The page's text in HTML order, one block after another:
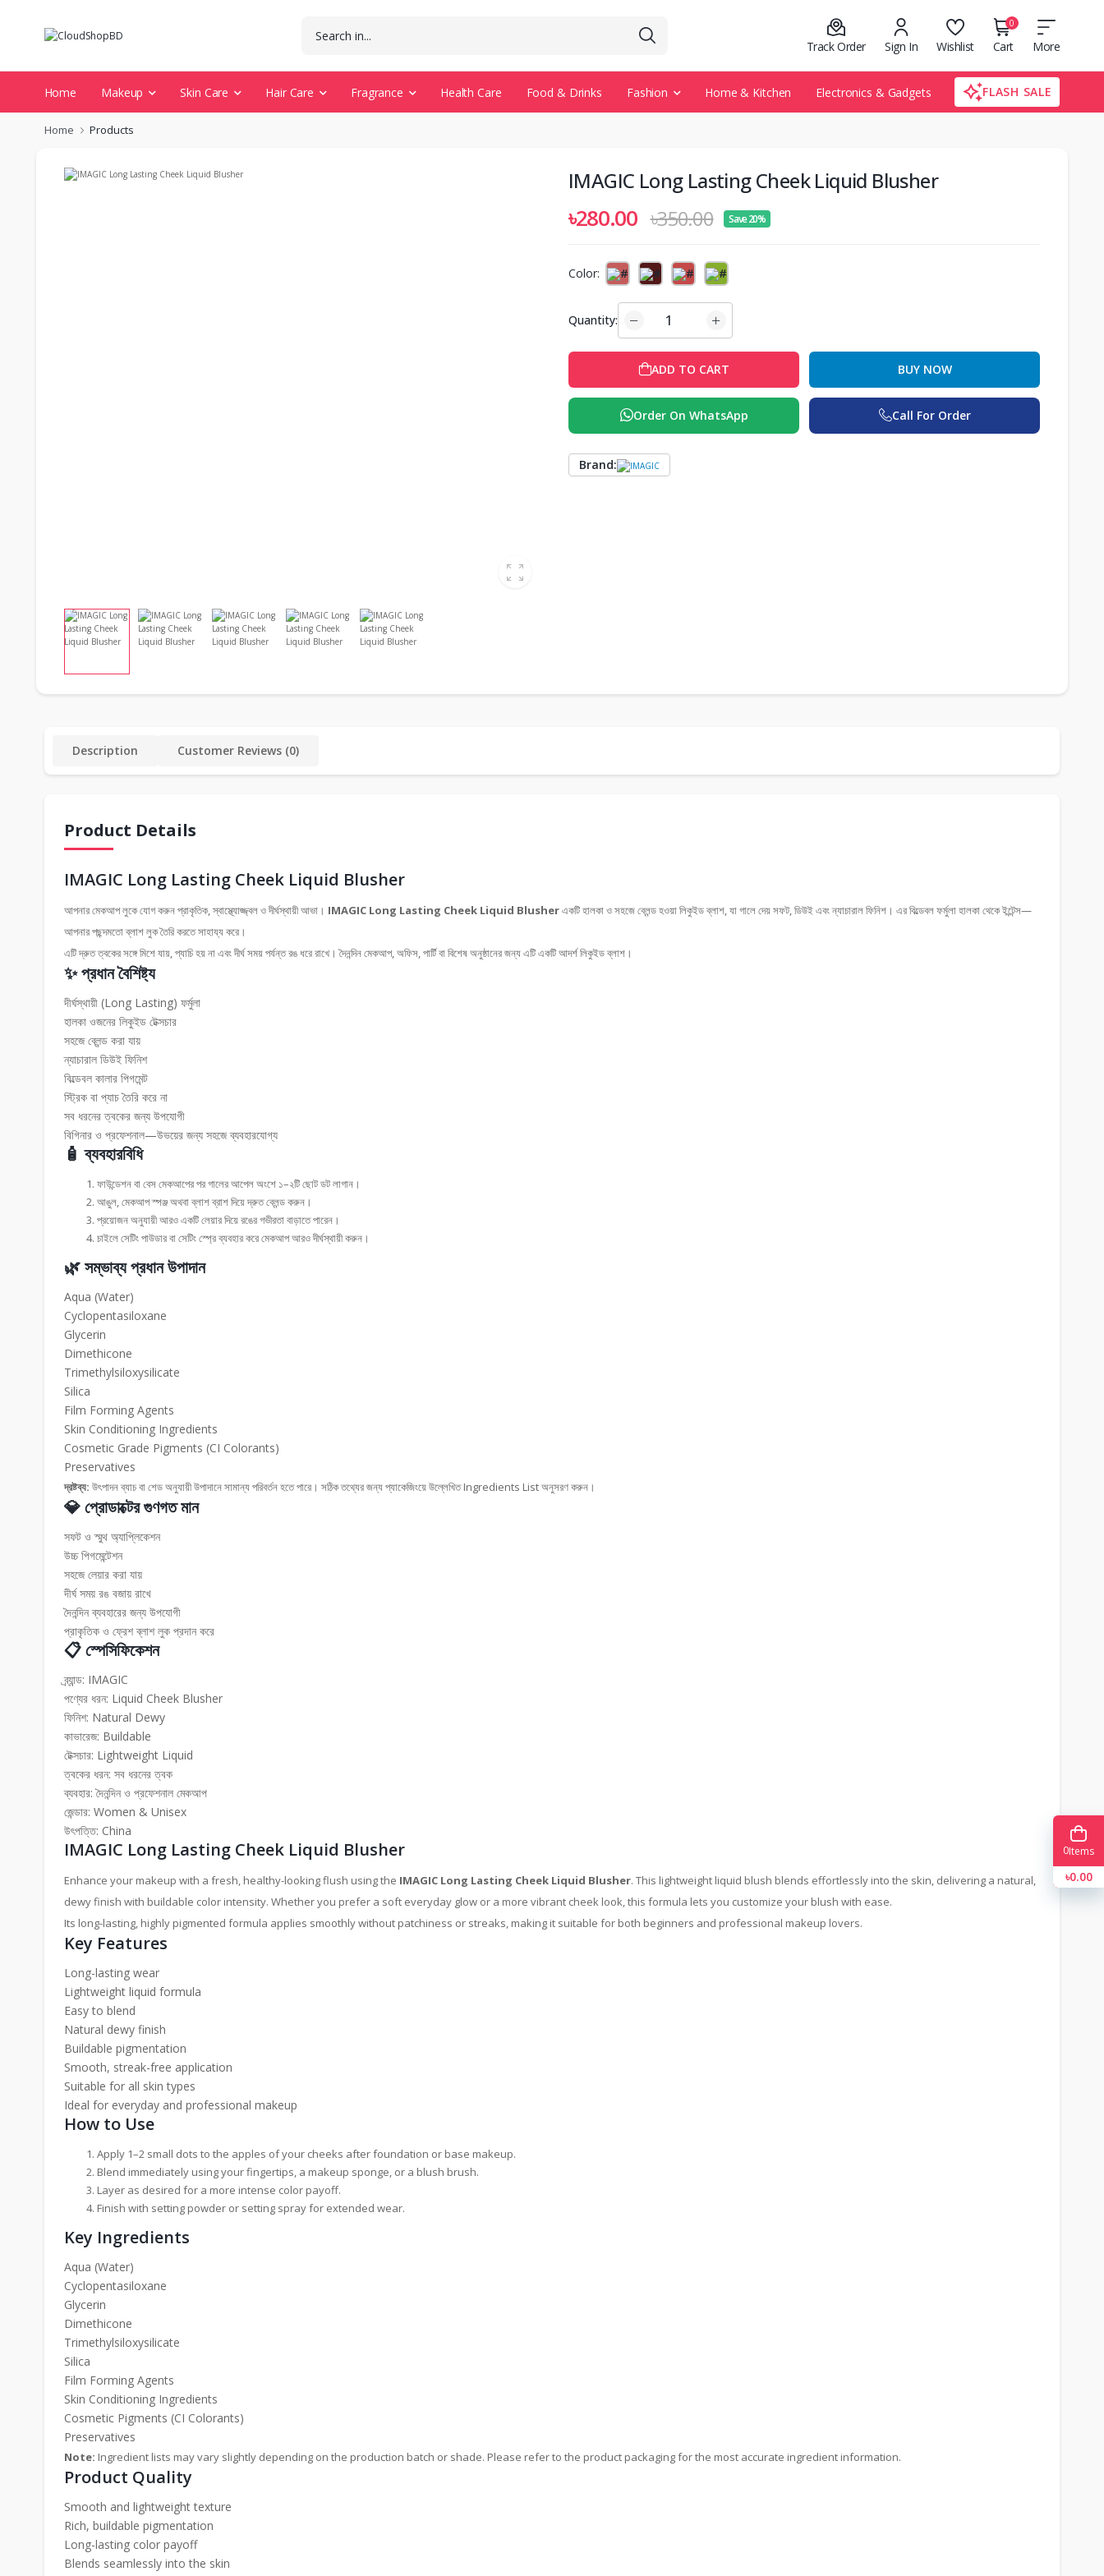
Track Order Sign In Wishlist
0
Cart More
Home Makeup Skin Care Hair Care Fragrance Health Care Food & Drinks Fashion Home & Kitchen Electronics & Gadgets FLASH SALE
Home Products
IMAGIC Long Lasting Cheek Liquid Blusher
৳280.00 ৳350.00 Save 20%
Color:
Quantity:
ADD TO CART BUY NOW
Order On WhatsApp Call For Order
Brand:
Description Customer Reviews (0)
Product Details
IMAGIC Long Lasting Cheek Liquid Blusher
আপনার মেকআপ লুকে যোগ করুন প্রাকৃতিক, স্বাস্থ্যোজ্জ্বল ও দীর্ঘস্থায়ী আভা। IMAGIC Long Lasting Cheek Liquid Blusherএকটি হালকা ও সহজে ব্লেন্ড হওয়া লিকুইড ব্লাশ, যা গালে দেয় সফট, ডিউই এবং ন্যাচারাল ফিনিশ। এর বিল্ডেবল ফর্মুলা হালকা থেকে ইন্টেন্স—
আপনার পছন্দমতো ব্লাশ লুক তৈরি করতে সাহায্য করে।
এটি দ্রুত ত্বকের সঙ্গে মিশে যায়, প্যাচি হয় না এবং দীর্ঘ সময় পর্যন্ত রঙ ধরে রাখে। দৈনন্দিন মেকআপ, অফিস, পার্টি বা বিশেষ অনুষ্ঠানের জন্য এটি একটি আদর্শ লিকুইড ব্লাশ।
✨ প্রধান বৈশিষ্ট্য
দীর্ঘস্থায়ী (Long Lasting) ফর্মুলা
হালকা ওজনের লিকুইড টেক্সচার
সহজে ব্লেন্ড করা যায়
ন্যাচারাল ডিউই ফিনিশ
বিল্ডেবল কালার পিগমেন্ট
স্ট্রিক বা প্যাচ তৈরি করে না
সব ধরনের ত্বকের জন্য উপযোগী
বিগিনার ও প্রফেশনাল—উভয়ের জন্য সহজে ব্যবহারযোগ্য
🧴 ব্যবহারবিধি
ফাউন্ডেশন বা বেস মেকআপের পর গালের আপেল অংশে ১–২টি ছোট ডট লাগান।
আঙুল, মেকআপ স্পঞ্জ অথবা ব্লাশ ব্রাশ দিয়ে দ্রুত ব্লেন্ড করুন।
প্রয়োজন অনুযায়ী আরও একটি লেয়ার দিয়ে রঙের গভীরতা বাড়াতে পারেন।
চাইলে সেটিং পাউডার বা সেটিং স্প্রে ব্যবহার করে মেকআপ আরও দীর্ঘস্থায়ী করুন।
🌿 সম্ভাব্য প্রধান উপাদান
Aqua (Water)
Cyclopentasiloxane
Glycerin
Dimethicone
Trimethylsiloxysilicate
Silica
Film Forming Agents
Skin Conditioning Ingredients
Cosmetic Grade Pigments (CI Colorants)
Preservatives
দ্রষ্টব্য: উৎপাদন ব্যাচ বা শেড অনুযায়ী উপাদানে সামান্য পরিবর্তন হতে পারে। সঠিক তথ্যের জন্য প্যাকেজিংয়ে উল্লেখিত Ingredients List অনুসরণ করুন।
💎 প্রোডাক্টের গুণগত মান
সফট ও স্মুথ অ্যাপ্লিকেশন
উচ্চ পিগমেন্টেশন
সহজে লেয়ার করা যায়
দীর্ঘ সময় রঙ বজায় রাখে
দৈনন্দিন ব্যবহারের জন্য উপযোগী
প্রাকৃতিক ও ফ্রেশ ব্লাশ লুক প্রদান করে
📋 স্পেসিফিকেশন
ব্র্যান্ড: IMAGIC
পণ্যের ধরন: Liquid Cheek Blusher
ফিনিশ: Natural Dewy
কাভারেজ: Buildable
টেক্সচার: Lightweight Liquid
ত্বকের ধরন: সব ধরনের ত্বক
ব্যবহার: দৈনন্দিন ও প্রফেশনাল মেকআপ
জেন্ডার: Women & Unisex
উৎপত্তি: China
IMAGIC Long Lasting Cheek Liquid Blusher
Enhance your makeup with a fresh, healthy-looking flush using the IMAGIC Long Lasting Cheek Liquid Blusher. This lightweight liquid blush blends effortlessly into the skin, delivering a natural,
dewy finish with buildable color intensity. Whether you prefer a soft everyday glow or a more vibrant cheek look, this formula lets you customize your blush with ease.
Its long-lasting, highly pigmented formula applies smoothly without patchiness or streaks, making it suitable for both beginners and professional makeup lovers.
Key Features
Long-lasting wear
Lightweight liquid formula
Easy to blend
Natural dewy finish
Buildable pigmentation
Smooth, streak-free application
Suitable for all skin types
Ideal for everyday and professional makeup
How to Use
Apply 1–2 small dots to the apples of your cheeks after foundation or base makeup.
Blend immediately using your fingertips, a makeup sponge, or a blush brush.
Layer as desired for a more intense color payoff.
Finish with setting powder or setting spray for extended wear.
Key Ingredients
Aqua (Water)
Cyclopentasiloxane
Glycerin
Dimethicone
Trimethylsiloxysilicate
Silica
Film Forming Agents
Skin Conditioning Ingredients
Cosmetic Pigments (CI Colorants)
Preservatives
Note: Ingredient lists may vary slightly depending on the production batch or shade. Please refer to the product packaging for the most accurate ingredient information.
Product Quality
Smooth and lightweight texture
Rich, buildable pigmentation
Long-lasting color payoff
Blends seamlessly into the skin
0Items
৳0.00